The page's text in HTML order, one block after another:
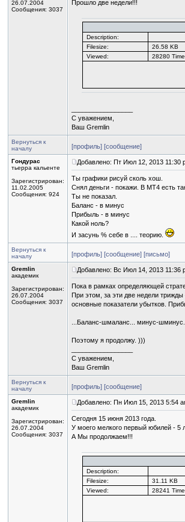
26.07.2004
Сообщения: 3037
Прошло две недели!!!
Description:
Filesize:
26.58 KB
Viewed:
28280
С уважением,
Ваш Gremlin
Вернуться к
началу
[профиль] [сообщение]
Гондурас
тьерра кальенте
Зарегистрирован:
11.02.2005
Сообщения: 924
Добавлено: Пт Июл 12, 2013 11:30
Ты графики рисуй сколь хош.
Снял деньги - покажи. В МТ4 есть
Ты не показал.
Баланс - в минус
Прибыль - в минус
Какой ноль?
И засунь % себе в .... теорию.
Вернуться к
началу
[профиль] [сообщение] [письмо]
Gremlin
академик
Зарегистрирован:
26.07.2004
Сообщения: 3037
Добавлено: Вс Июл 14, 2013 11:36
Пока в рамках определяющей
При этом, за эти две недели
основные показатели убытков.
...Баланс-шмаланс... минус-шминус...
Поэтому я продолжу. )))
С уважением,
Ваш Gremlin
Вернуться к
началу
[профиль] [сообщение]
Gremlin
академик
Зарегистрирован:
26.07.2004
Сообщения: 3037
Добавлено: Пн Июл 15, 2013 5:54
Сегодня 15 июня 2013 года.
У моего мелкого первый юбилей - 5
А Мы продолжаем!!!
Description:
Filesize:
31.11 KB
Viewed:
28241